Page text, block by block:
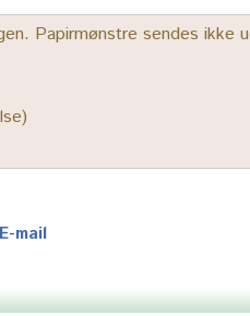
Papirmønstre sendes ikke
E-mail